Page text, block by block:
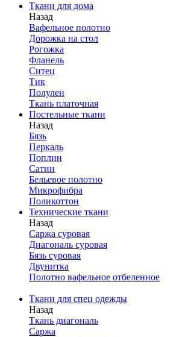
Ткани для дома
Назад
Вафельное полотно
Дорожка на стол
Рогожка
Фланель
Ситец
Тик
Полулен
Ткань платочная
Постельные ткани
Назад
Бязь
Перкаль
Поплин
Сатин
Бельевое полотно
Микрофибра
Поликоттон
Технические ткани
Назад
Саржа суровая
Диагональ суровая
Бязь суровая
Двунитка
Полотно вафельное отбеленное
Ткани для спец одежды
Назад
Ткань диагональ
Саржа